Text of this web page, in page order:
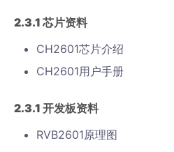
2.3.1 芯片资料
CH2601芯片介绍
CH2601用户手册
2.3.1 开发板资料
RVB2601原理图